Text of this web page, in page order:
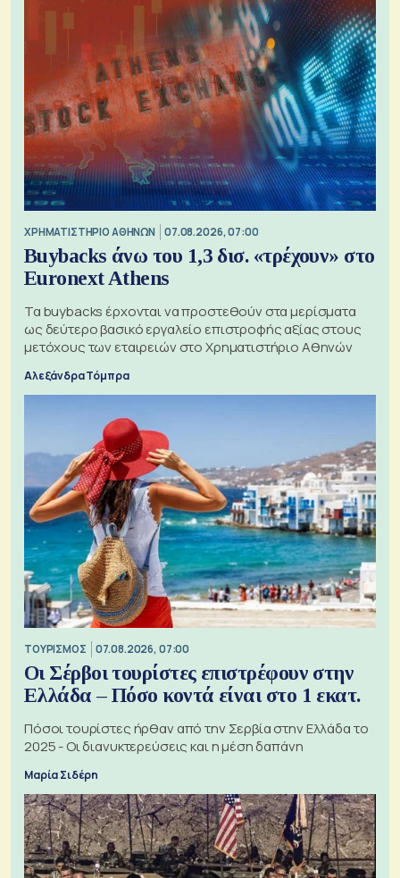
XΡΗΜΑΤΙΣΤΗΡΙΟ ΑΘΗΝΩΝ 07.08.2026, 07:00
Buybacks άνω του 1,3 δισ. «τρέχουν» στο
Euronext Athens
Τα buybacks έρχονται να προστεθούν στα μερίσματα
ως δεύτερο βασικό εργαλείο επιστροφής αξίας στους
μετόχους των εταιρειών στο Χρηματιστήριο Αθηνών
Αλεξάνδρα Τόμπρα
ΤΟΥΡΙΣΜΟΣ 07.08.2026, 07:00
Οι Σέρβοι τουρίστες επιστρέφουν στην
Ελλάδα – Πόσο κοντά είναι στο 1 εκατ.
Πόσοι τουρίστες ήρθαν από την Σερβία στην Ελλάδα το
2025 - Οι διανυκτερεύσεις και η μέση δαπάνη
Μαρία Σιδέρη